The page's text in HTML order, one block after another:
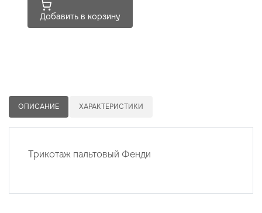
Добавить в корзину
ОПИСАНИЕ ХАРАКТЕРИСТИКИ
Трикотаж пальтовый Фенди